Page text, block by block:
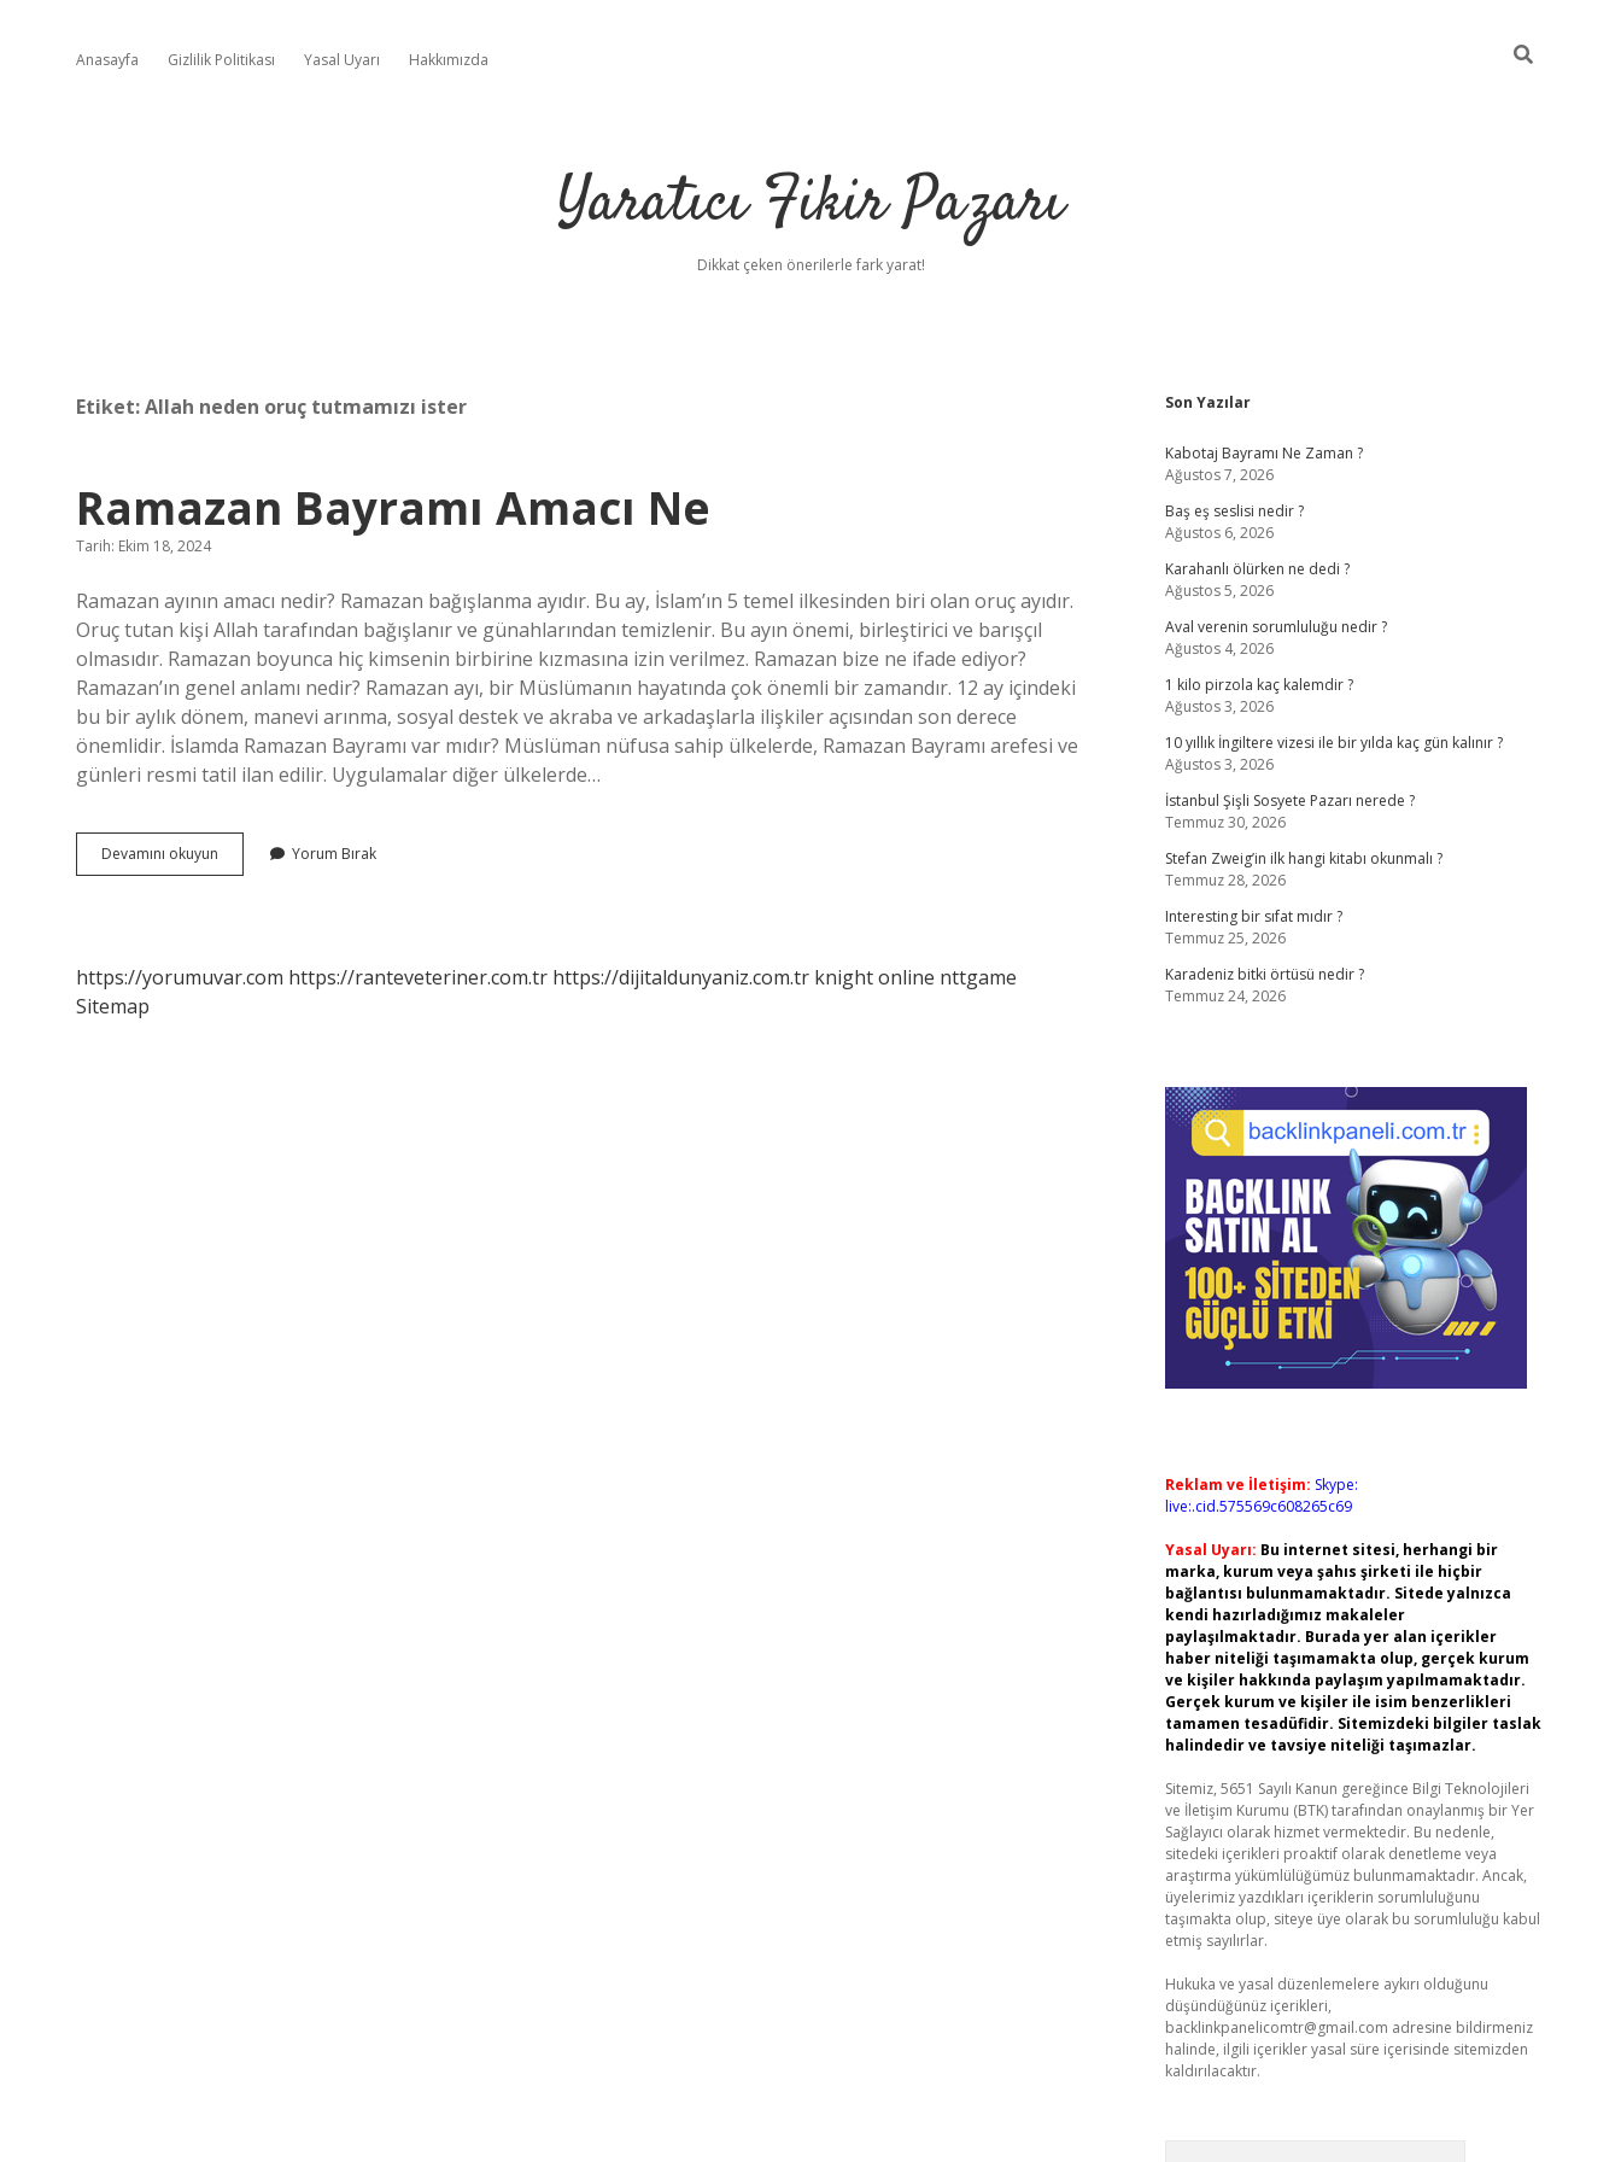
Anasayfa Gizlilik Politikası Yasal Uyarı Hakkımızda
Yaratıcı Fikir Pazarı
Dikkat çeken önerilerle fark yarat!
Etiket:Allah neden oruç tutmamızı ister
Ramazan Bayramı Amacı Ne
Tarih: Ekim 18, 2024
Ramazan ayının amacı nedir? Ramazan bağışlanma ayıdır. Bu ay, İslam’ın 5 temel ilkesinden biri olan oruç ayıdır.
Oruç tutan kişi Allah tarafından bağışlanır ve günahlarından temizlenir. Bu ayın önemi, birleştirici ve barışçıl
olmasıdır. Ramazan boyunca hiç kimsenin birbirine kızmasına izin verilmez. Ramazan bize ne ifade ediyor?
Ramazan’ın genel anlamı nedir? Ramazan ayı, bir Müslümanın hayatında çok önemli bir zamandır. 12 ay içindeki
bu bir aylık dönem, manevi arınma, sosyal destek ve akraba ve arkadaşlarla ilişkiler açısından son derece
önemlidir. İslamda Ramazan Bayramı var mıdır? Müslüman nüfusa sahip ülkelerde, Ramazan Bayramı arefesi ve
günleri resmi tatil ilan edilir. Uygulamalar diğer ülkelerde…
Devamını okuyun Ramazan
Bayramı
Yorum Bırak
https://yorumuvar.com https://ranteveteriner.com.tr https://dijitaldunyaniz.com.tr knight online nttgame
Sitemap
Sidebar
Son Yazılar
Kabotaj Bayramı Ne Zaman ?
Ağustos 7, 2026
Baş eş seslisi nedir ?
Ağustos 6, 2026
Karahanlı ölürken ne dedi ?
Ağustos 5, 2026
Aval verenin sorumluluğu nedir ?
Ağustos 4, 2026
1 kilo pirzola kaç kalemdir ?
Ağustos 3, 2026
10 yıllık İngiltere vizesi ile bir yılda kaç gün kalınır ?
Ağustos 3, 2026
İstanbul Şişli Sosyete Pazarı nerede ?
Temmuz 30, 2026
Stefan Zweig’in ilk hangi kitabı okunmalı ?
Temmuz 28, 2026
Interesting bir sıfat mıdır ?
Temmuz 25, 2026
Karadeniz bitki örtüsü nedir ?
Temmuz 24, 2026
Reklam ve İletişim: Skype:
live:.cid.575569c608265c69
Yasal Uyarı: Bu internet sitesi, herhangi bir
marka, kurum veya şahıs şirketi ile hiçbir
bağlantısı bulunmamaktadır. Sitede yalnızca
kendi hazırladığımız makaleler
paylaşılmaktadır. Burada yer alan içerikler
haber niteliği taşımamakta olup, gerçek kurum
ve kişiler hakkında paylaşım yapılmamaktadır.
Gerçek kurum ve kişiler ile isim benzerlikleri
tamamen tesadüfidir. Sitemizdeki bilgiler taslak
halindedir ve tavsiye niteliği taşımazlar.
Sitemiz, 5651 Sayılı Kanun gereğince Bilgi Teknolojileri
ve İletişim Kurumu (BTK) tarafından onaylanmış bir Yer
Sağlayıcı olarak hizmet vermektedir. Bu nedenle,
sitedeki içerikleri proaktif olarak denetleme veya
araştırma yükümlülüğümüz bulunmamaktadır. Ancak,
üyelerimiz yazdıkları içeriklerin sorumluluğunu
taşımakta olup, siteye üye olarak bu sorumluluğu kabul
etmiş sayılırlar.
Hukuka ve yasal düzenlemelere aykırı olduğunu
düşündüğünüz içerikleri,
backlinkpanelicomtr@gmail.com adresine bildirmeniz
halinde, ilgili içerikler yasal süre içerisinde sitemizden
kaldırılacaktır.